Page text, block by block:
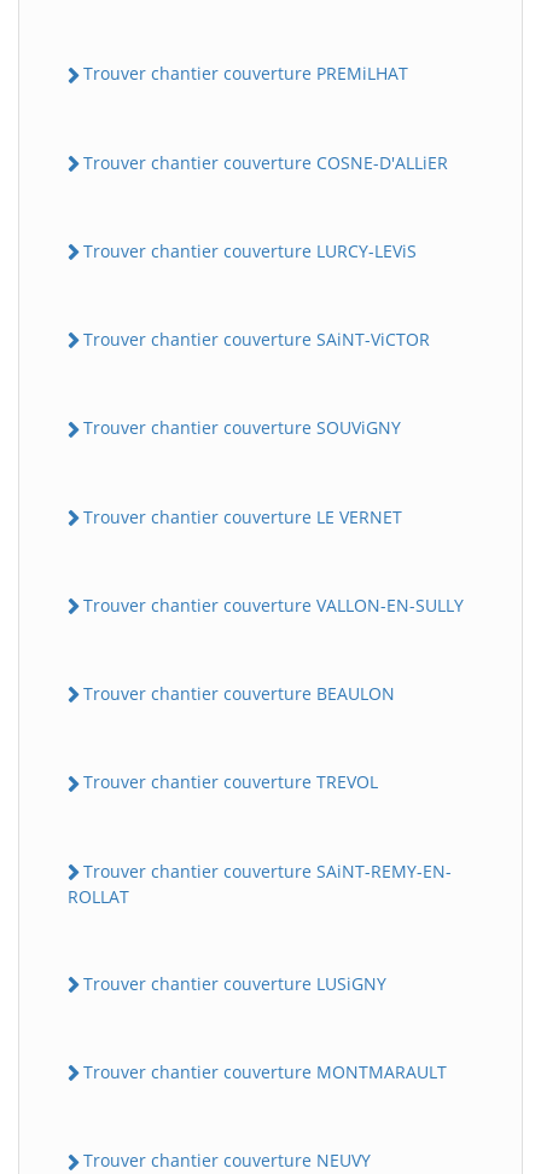
Trouver chantier couverture PREMiLHAT
Trouver chantier couverture COSNE-D'ALLiER
Trouver chantier couverture LURCY-LEViS
Trouver chantier couverture SAiNT-ViCTOR
Trouver chantier couverture SOUViGNY
Trouver chantier couverture LE VERNET
Trouver chantier couverture VALLON-EN-SULLY
Trouver chantier couverture BEAULON
Trouver chantier couverture TREVOL
Trouver chantier couverture SAiNT-REMY-EN-
ROLLAT
Trouver chantier couverture LUSiGNY
Trouver chantier couverture MONTMARAULT
Trouver chantier couverture NEUVY